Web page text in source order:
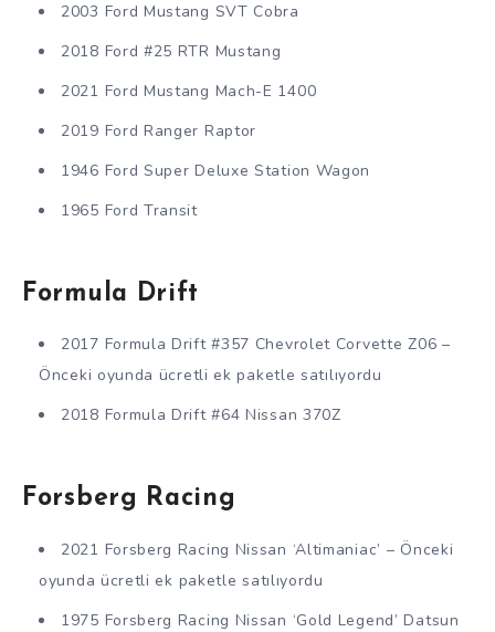
2003 Ford Mustang SVT Cobra
2018 Ford #25 RTR Mustang
2021 Ford Mustang Mach-E 1400
2019 Ford Ranger Raptor
1946 Ford Super Deluxe Station Wagon
1965 Ford Transit
Formula Drift
2017 Formula Drift #357 Chevrolet Corvette Z06 –
Önceki oyunda ücretli ek paketle satılıyordu
2018 Formula Drift #64 Nissan 370Z
Forsberg Racing
2021 Forsberg Racing Nissan ‘Altimaniac’ – Önceki
oyunda ücretli ek paketle satılıyordu
1975 Forsberg Racing Nissan ‘Gold Legend’ Datsun